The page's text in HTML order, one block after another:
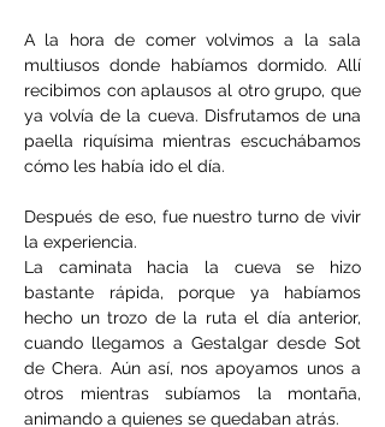
A la hora de comer volvimos a la sala
multiusos donde habíamos dormido. Allí
recibimos con aplausos al otro grupo, que
ya volvía de la cueva. Disfrutamos de una
paella riquísima mientras escuchábamos
cómo les había ido el día.
Después de eso, fue nuestro turno de vivir
la experiencia.
La caminata hacia la cueva se hizo
bastante rápida, porque ya habíamos
hecho un trozo de la ruta el día anterior,
cuando llegamos a Gestalgar desde Sot
de Chera. Aún así, nos apoyamos unos a
otros mientras subíamos la montaña,
animando a quienes se quedaban atrás.